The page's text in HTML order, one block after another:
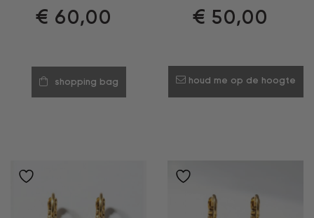
€ 60,00
shopping bag
€ 50,00
houd me op de hoogte